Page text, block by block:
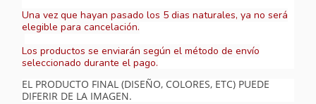
Una vez que hayan pasado los 5 dias naturales, ya no será
elegible para cancelación.
Los productos se enviarán según el método de envío
seleccionado durante el pago.
EL PRODUCTO FINAL (DISEÑO, COLORES, ETC) PUEDE
DIFERIR DE LA IMAGEN.